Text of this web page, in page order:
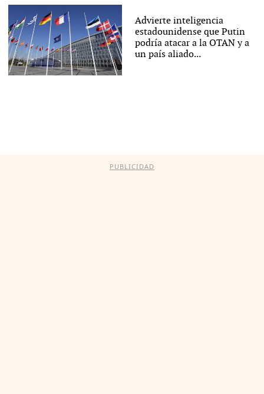
Advierte inteligencia
estadounidense que Putin
podría atacar a la OTAN y a
un país aliado...
PUBLICIDAD